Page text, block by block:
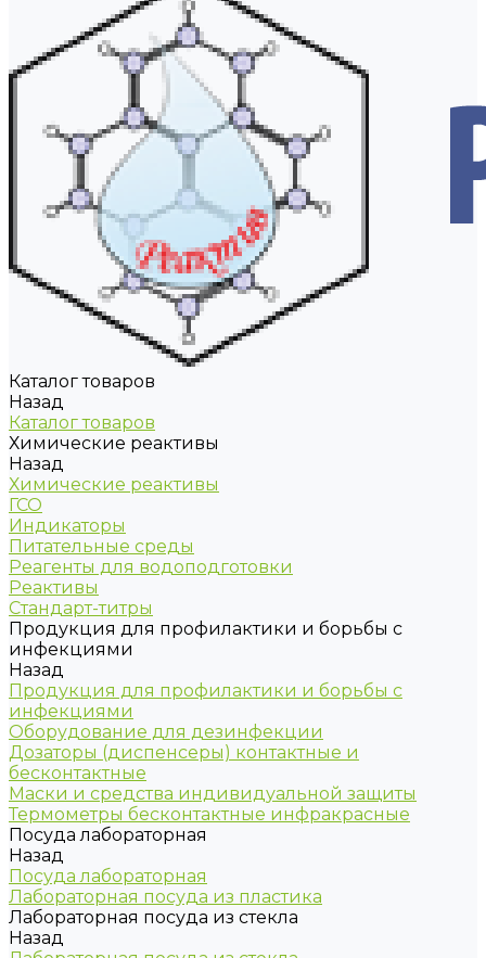
Каталог товаров
Назад
Каталог товаров
Химические реактивы
Назад
Химические реактивы
ГСО
Индикаторы
Питательные среды
Реагенты для водоподготовки
Реактивы
Стандарт-титры
Продукция для профилактики и борьбы с
инфекциями
Назад
Продукция для профилактики и борьбы с
инфекциями
Оборудование для дезинфекции
Дозаторы (диспенсеры) контактные и
бесконтактные
Маски и средства индивидуальной защиты
Термометры бесконтактные инфракрасные
Посуда лабораторная
Назад
Посуда лабораторная
Лабораторная посуда из пластика
Лабораторная посуда из стекла
Назад